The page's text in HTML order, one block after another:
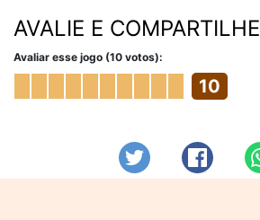
AVALIE E COMPARTILHE
Avaliar esse jogo (10 votos):
10